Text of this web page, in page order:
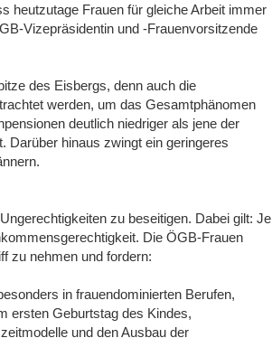
heutzutage Frauen für gleiche Arbeit immer
Vizepräsidentin und -Frauenvorsitzende
des Eisbergs, denn auch die
werden, um das Gesamtphänomen
deutlich niedriger als jene der
Darüber hinaus zwingt ein geringeres
zu beseitigen. Dabei gilt: Je
Die ÖGB-Frauen
zu nehmen und fordern:
in frauendominierten Berufen,
ersten Geburtstag des Kindes,
und den Ausbau der